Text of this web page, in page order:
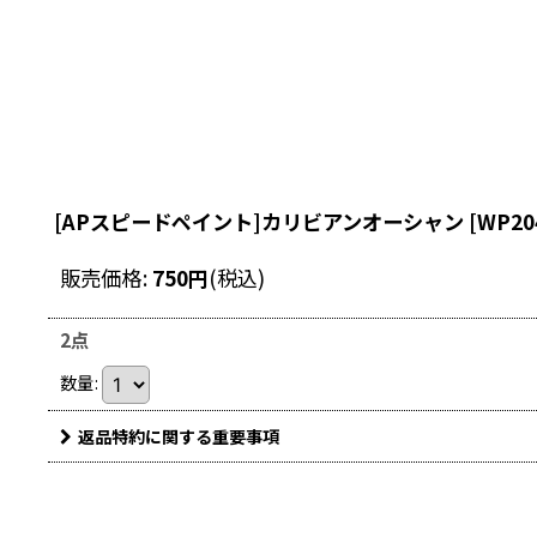
[APスピードペイント]カリビアンオーシャン [
販売価格: 750円(税込)
2点
数量:
返品特約に関する重要事項